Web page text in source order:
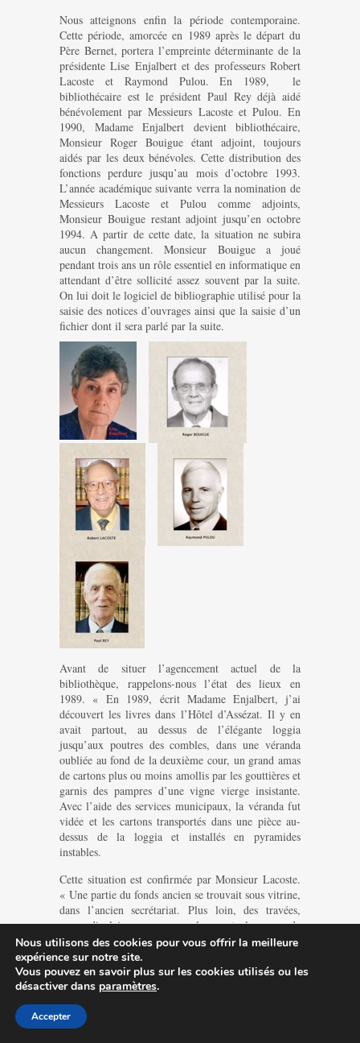
Nous atteignons enfin la période contemporaine.
Cette période, amorcée en 1989 après le départ du
Père Bernet, portera l’empreinte déterminante de la
présidente Lise Enjalbert et des professeurs Robert
Lacoste et Raymond Pulou. En 1989, le
bibliothécaire est le président Paul Rey déjà aidé
bénévolement par Messieurs Lacoste et Pulou. En
1990, Madame Enjalbert devient bibliothécaire,
Monsieur Roger Bouigue étant adjoint, toujours
aidés par les deux bénévoles. Cette distribution des
fonctions perdure jusqu’au mois d’octobre 1993.
L’année académique suivante verra la nomination de
Messieurs Lacoste et Pulou comme adjoints,
Monsieur Bouigue restant adjoint jusqu’en octobre
1994. A partir de cette date, la situation ne subira
aucun changement. Monsieur Bouigue a joué
pendant trois ans un rôle essentiel en informatique en
attendant d’être sollicité assez souvent par la suite.
On lui doit le logiciel de bibliographie utilisé pour la
saisie des notices d’ouvrages ainsi que la saisie d’un
fichier dont il sera parlé par la suite.
Avant de situer l’agencement actuel de la
bibliothèque, rappelons-nous l’état des lieux en
1989. « En 1989, écrit Madame Enjalbert, j’ai
découvert les livres dans l’Hôtel d’Assézat. Il y en
avait partout, au dessus de l’élégante loggia
jusqu’aux poutres des combles, dans une véranda
oubliée au fond de la deuxième cour, un grand amas
de cartons plus ou moins amollis par les gouttières et
garnis des pampres d’une vigne vierge insistante.
Avec l’aide des services municipaux, la véranda fut
vidée et les cartons transportés dans une pièce au-
dessus de la loggia et installés en pyramides
instables.
Cette situation est confirmée par Monsieur Lacoste.
« Une partie du fonds ancien se trouvait sous vitrine,
dans l’ancien secrétariat. Plus loin, des travées,
perpendiculaires au mur longeant la rue de
l’Echarpe, contenaient un certain nombre de
collections d’inégale importance qui avaient fait
l’objet d’un classement. Enfin, dans la grande salle
d’angle, des pyramides de cartons remplis
d’ouvrages et de revues étaient à l’abandon. » Il
confirme ainsi l’état matériel de la bibliothèque et
les dégradations imputables aux gouttières. « Plus
Nous utilisons des cookies pour vous offrir la meilleure
expérience sur notre site.
Vous pouvez en savoir plus sur les cookies utilisés ou les
désactiver dans paramètres.
Accepter